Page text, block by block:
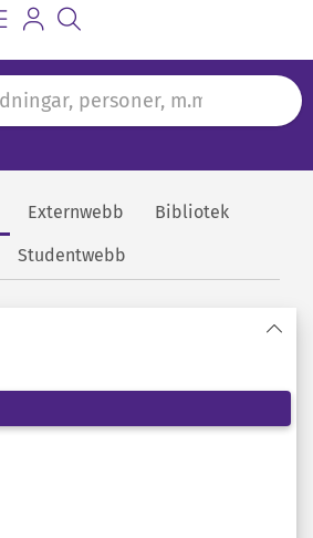
Externwebb Bibliotek
Studentwebb